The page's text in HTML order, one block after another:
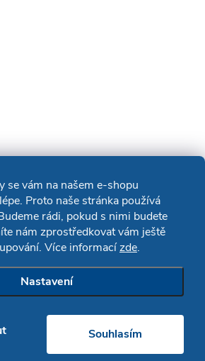
se vám na našem e-shopu
Proto naše stránka používá
rádi, pokud s nimi budete
nám zprostředkovat vám ještě
Více informacízde.
Nastavení
Souhlasím